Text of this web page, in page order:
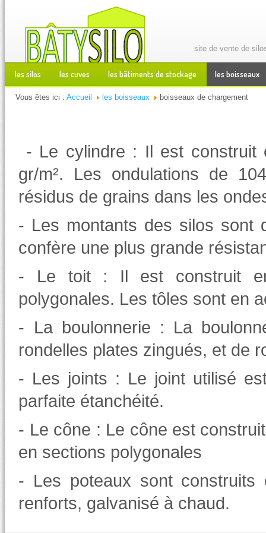
site de vente de
les silos les cuves les bâtiments de stockage les boisseaux
Vous êtes ici :Accueil les boisseaux boisseaux de chargement
- Le cylindre : Il est construit
gr/m². Les ondulations de
résidus de grains dans les
- Les montants des silos sont
confère une plus grande
- Le toit : Il est construit
polygonales. Lestôles sont en
- La boulonnerie : La
rondelles plates zingués, et de
- Les joints : Le joint utilisé
parfaite étanchéité.
- Le cône : Le cône est
en sections polygonales
- Les poteaux sont
renforts, galvanisé à chaud.